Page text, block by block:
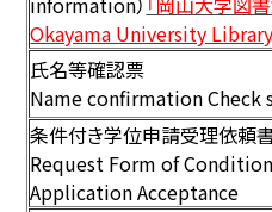
Okayama University Library
氏名等確認票
Name confirmation Check
条件付き学位申請受理依頼
Request Form of
Application Acceptance